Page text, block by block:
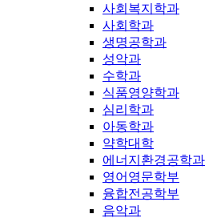
사회복지학과
사회학과
생명공학과
성악과
수학과
식품영양학과
심리학과
아동학과
약학대학
에너지환경공학과
영어영문학부
융합전공학부
음악과